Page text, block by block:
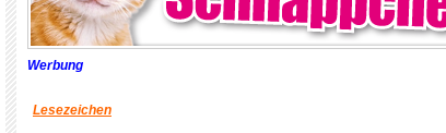
Werbung
Lesezeichen